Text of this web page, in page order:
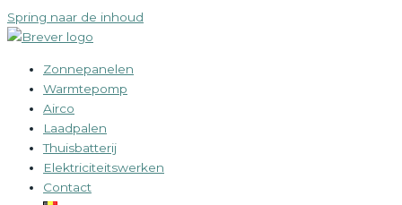
Spring naar de inhoud
Zonnepanelen
Warmtepomp
Airco
Laadpalen
Thuisbatterij
Elektriciteitswerken
Contact